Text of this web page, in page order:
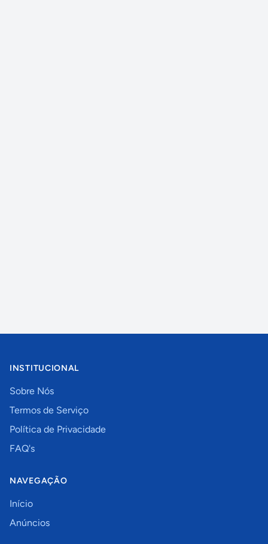
INSTITUCIONAL
Sobre Nós
Termos de Serviço
Política de Privacidade
FAQ's
NAVEGAÇÃO
Início
Anúncios